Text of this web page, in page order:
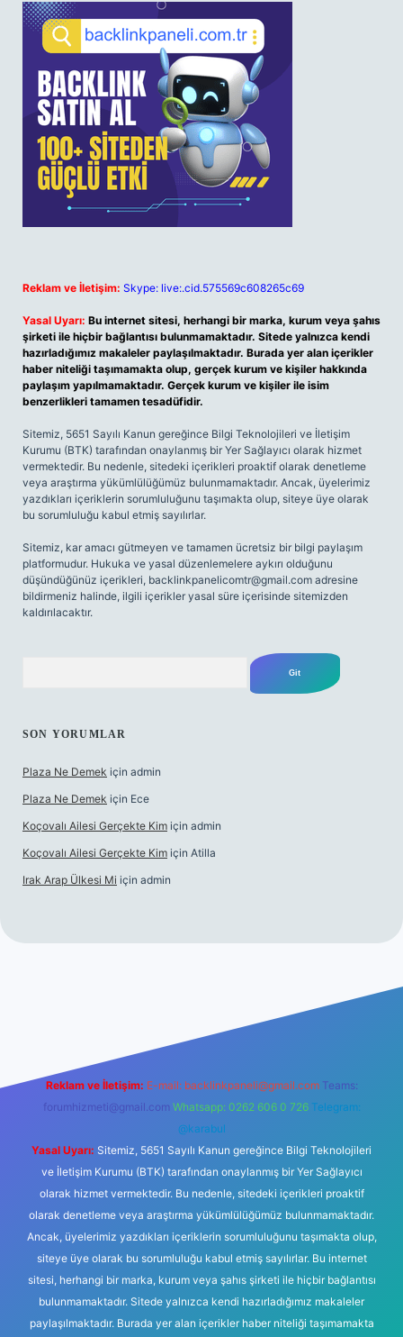
Reklam ve İletişim: Skype: live:.cid.575569c608265c69
Yasal Uyarı: Bu internet sitesi, herhangi bir marka, kurum veya şahıs
şirketi ile hiçbir bağlantısı bulunmamaktadır. Sitede yalnızca kendi
hazırladığımız makaleler paylaşılmaktadır. Burada yer alan içerikler
haber niteliği taşımamakta olup, gerçek kurum ve kişiler hakkında
paylaşım yapılmamaktadır. Gerçek kurum ve kişiler ile isim
benzerlikleri tamamen tesadüfidir.
Sitemiz, 5651 Sayılı Kanun gereğince Bilgi Teknolojileri ve İletişim
Kurumu (BTK) tarafından onaylanmış bir Yer Sağlayıcı olarak hizmet
vermektedir. Bu nedenle, sitedeki içerikleri proaktif olarak denetleme
veya araştırma yükümlülüğümüz bulunmamaktadır. Ancak, üyelerimiz
yazdıkları içeriklerin sorumluluğunu taşımakta olup, siteye üye olarak
bu sorumluluğu kabul etmiş sayılırlar.
Sitemiz, kar amacı gütmeyen ve tamamen ücretsiz bir bilgi paylaşım
platformudur. Hukuka ve yasal düzenlemelere aykırı olduğunu
düşündüğünüz içerikleri, backlinkpanelicomtr@gmail.com adresine
bildirmeniz halinde, ilgili içerikler yasal süre içerisinde sitemizden
kaldırılacaktır.
SON YORUMLAR
Plaza Ne Demek için admin
Plaza Ne Demek için Ece
Koçovalı Ailesi Gerçekte Kim için admin
Koçovalı Ailesi Gerçekte Kim için Atilla
Irak Arap Ülkesi Mi için admin
Reklam ve İletişim: E-mail: backlinkpaneli@gmail.com Teams:
forumhizmeti@gmail.com Whatsapp: 0262 606 0 726 Telegram:
@karabul
Yasal Uyarı: Sitemiz, 5651 Sayılı Kanun gereğince Bilgi Teknolojileri
ve İletişim Kurumu (BTK) tarafından onaylanmış bir Yer Sağlayıcı
olarak hizmet vermektedir. Bu nedenle, sitedeki içerikleri proaktif
olarak denetleme veya araştırma yükümlülüğümüz bulunmamaktadır.
Ancak, üyelerimiz yazdıkları içeriklerin sorumluluğunu taşımakta olup,
siteye üye olarak bu sorumluluğu kabul etmiş sayılırlar. Bu internet
sitesi, herhangi bir marka, kurum veya şahıs şirketi ile hiçbir bağlantısı
bulunmamaktadır. Sitede yalnızca kendi hazırladığımız makaleler
paylaşılmaktadır. Burada yer alan içerikler haber niteliği taşımamakta